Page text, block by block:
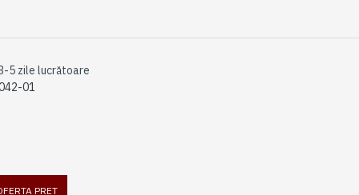
5 zile lucrătoare
01
PRET